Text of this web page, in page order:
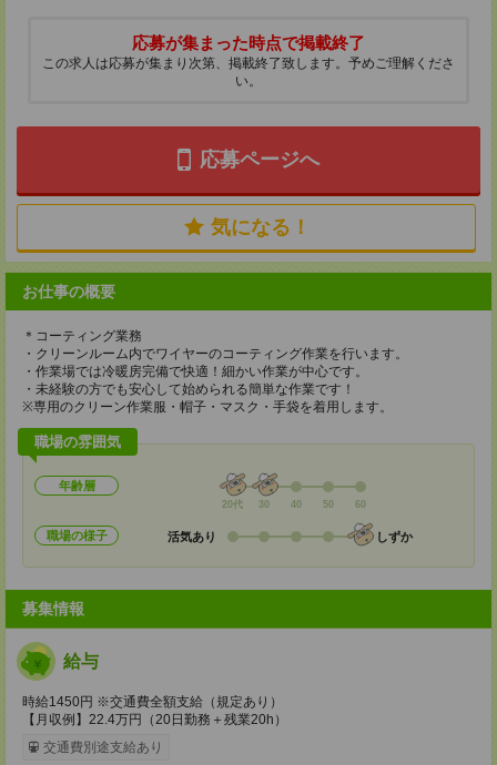
応募が集まった時点で掲載終了
この求人は応募が集まり次第、掲載終了致します。予めご理解くださ
い。
応募ページへ
気になる！
お仕事の概要
＊コーティング業務
・クリーンルーム内でワイヤーのコーティング作業を行います。
・作業場では冷暖房完備で快適！細かい作業が中心です。
・未経験の方でも安心して始められる簡単な作業です！
※専用のクリーン作業服・帽子・マスク・手袋を着用します。
職場の雰囲気
年齢層
20代 30 40 50 60
職場の様子 活気あり しずか
募集情報
給与
時給1450円 ※交通費全額支給（規定あり）
【月収例】22.4万円（20日勤務＋残業20h）
交通費別途支給あり